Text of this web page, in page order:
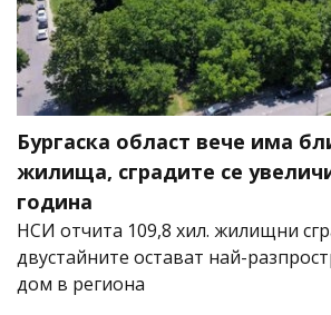
Бургаска област вече има
жилища, сградите се
година
НСИ отчита 109,8 хил. жилищни
двустайните остават най-
дом в региона